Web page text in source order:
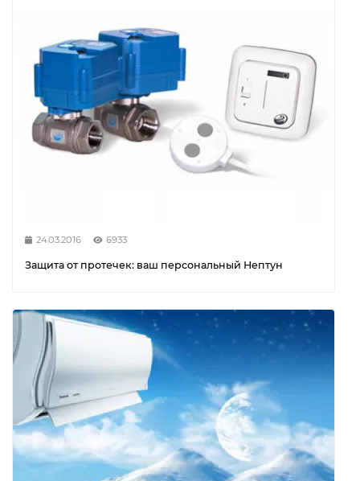
24.03.2016 6933
Защита от протечек: ваш персональный Нептун